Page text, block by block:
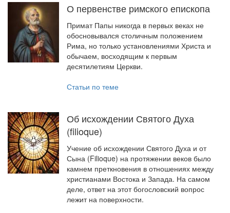
см. календарь
Обратная связь
mail@apologia.ru
Отправить сообщение
О первенстве римского епископа
Примат Папы никогда в первых веках не
обосновывался столичным положением
Рима, но только установлениями Христа и
обычаем, восходящим к первым
десятилетиям Церкви.
Статьи по теме
Об исхождении Святого Духа
(filioque)
Учение об исхождении Святого Духа и от
Сына (Filioque) на протяжении веков было
камнем преткновения в отношениях между
христианами Востока и Запада. На самом
деле, ответ на этот богословский вопрос
лежит на поверхности.